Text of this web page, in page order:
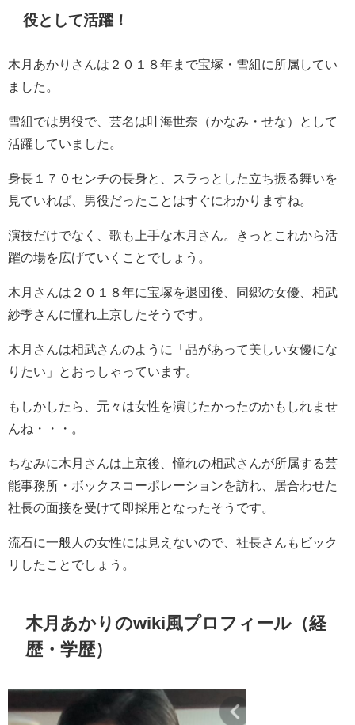
役として活躍！
木月あかりさんは２０１８年まで宝塚・雪組に所属してい
ました。
雪組では男役で、芸名は叶海世奈（かなみ・せな）として
活躍していました。
身長１７０センチの長身と、スラっとした立ち振る舞いを
見ていれば、男役だったことはすぐにわかりますね。
演技だけでなく、歌も上手な木月さん。きっとこれから活
躍の場を広げていくことでしょう。
木月さんは２０１８年に宝塚を退団後、同郷の女優、相武
紗季さんに憧れ上京したそうです。
木月さんは相武さんのように
「品があって美しい女優にな
りたい」とおっしゃっています。
もしかしたら、元々は女性を演じたかったのかもしれませ
んね・・・。
ちなみに木月さんは上京後、憧れの相武さんが所属する芸
能事務所・ボックスコーポレーションを訪れ、居合わせた
社長の面接を受けて即採用となったそうです。
流石に一般人の女性には見えないので、社長さんもビック
リしたことでしょう。
木月あかりのwiki風プロフィール（経
歴・学歴）